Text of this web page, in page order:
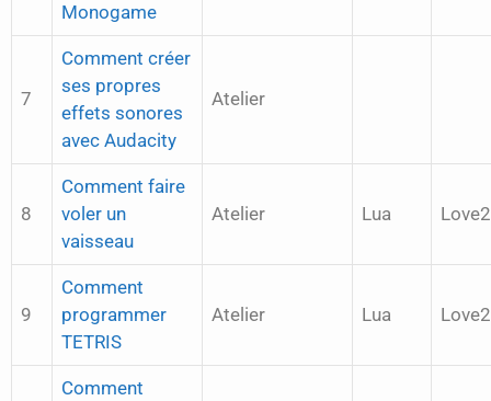
Monogame
7
Comment créer
ses propres
effets sonores
avec Audacity
Atelier
8
Comment faire
voler un
vaisseau
Atelier Lua
9
Comment
programmer
TETRIS
Atelier Lua
Comment